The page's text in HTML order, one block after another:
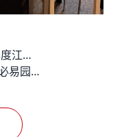
东溪德必易园荣获2017年度江干区文化创意产业优秀企业
市文明办主任来访大宁德必易园党群服务站， 15个服务站点营造园区wehome